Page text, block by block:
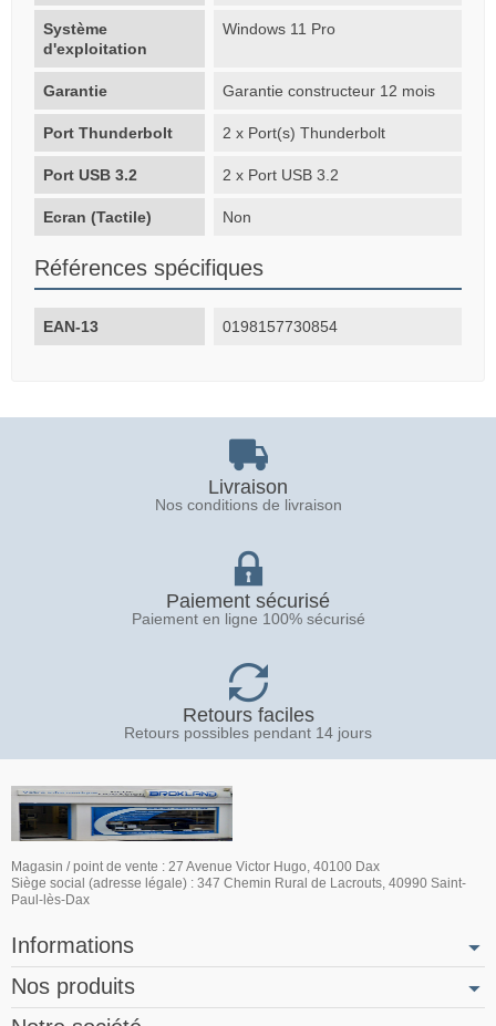
Système
d'exploitation
Windows 11 Pro
Garantie Garantie constructeur 12 mois
Port Thunderbolt 2 x Port(s) Thunderbolt
Port USB 3.2 2 x Port USB 3.2
Ecran (Tactile) Non
Références spécifiques
EAN-13 0198157730854
Livraison
Nos conditions de livraison
Paiement sécurisé
Paiement en ligne 100% sécurisé
Retours faciles
Retours possibles pendant 14 jours
Magasin / point de vente : 27 Avenue Victor Hugo, 40100 Dax
Siège social (adresse légale) : 347 Chemin Rural de Lacrouts, 40990 Saint-
Paul-lès-Dax
Informations
Nos produits